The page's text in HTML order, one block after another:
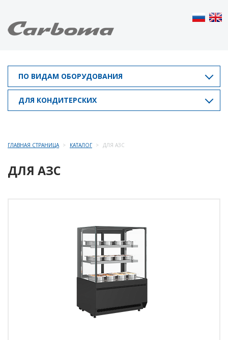
ПО ВИДАМ ОБОРУДОВАНИЯ
ДЛЯ КОНДИТЕРСКИХ
ГЛАВНАЯ СТРАНИЦА КАТАЛОГ ДЛЯ АЗС
ДЛЯ АЗС